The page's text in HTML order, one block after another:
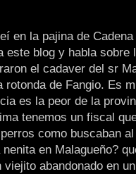
en la pajina de
este blog y habla sobre
el cadaver del sr
rotonda de Fangio. Es
es la peor de la
tenemos un fiscal
como buscaban
en Malagueño?
abandonado en